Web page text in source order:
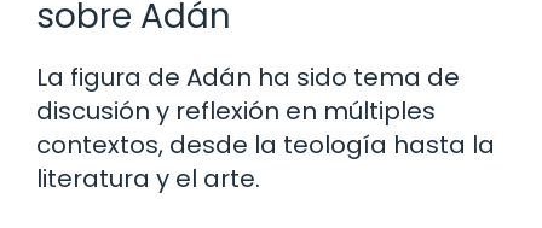
sobre Adán
La figura de Adán ha sido tema de
discusión y reflexión en múltiples
contextos, desde la teología hasta la
literatura y el arte.